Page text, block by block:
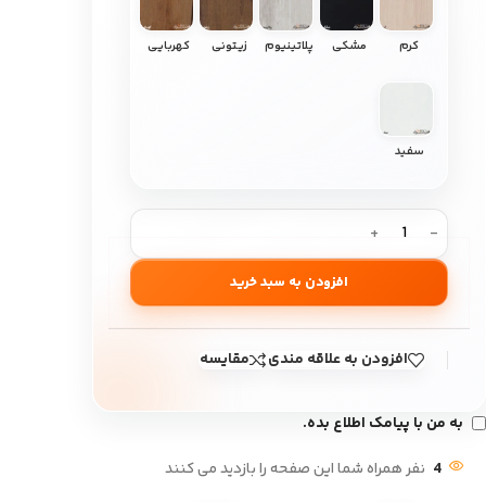
کرم مشکی پلاتینیوم زیتونی کهربایی
سفید
افزودن به سبد خرید
افزودن به علاقه مندی مقایسه
به من با پیامک اطلاع بده.
4 نفر همراه شما این صفحه را بازدید می کنند